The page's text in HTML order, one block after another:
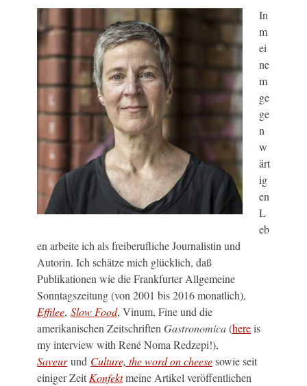
In
m
ei
ne
m
ge
ge
n
w
ärt
ig
en
L
eb
en arbeite ich als freiberufliche Journalistin und
Autorin. Ich schätze mich glücklich, daß
Publikationen wie die Frankfurter Allgemeine
Sonntagszeitung (von 2001 bis 2016 monatlich),
Effilee, Slow Food, Vinum, Fine und die
amerikanischen ZeitschriftenGastronomica(hereis
my interview with René Noma Redzepi!),
Saveurund Culture, the word on cheesesowie seit
einiger ZeitKonfektmeine Artikel veröffentlichen